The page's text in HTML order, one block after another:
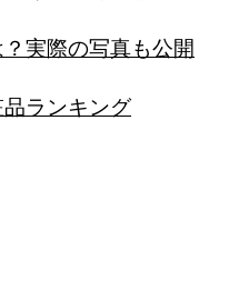
実際の写真も公開
ランキング